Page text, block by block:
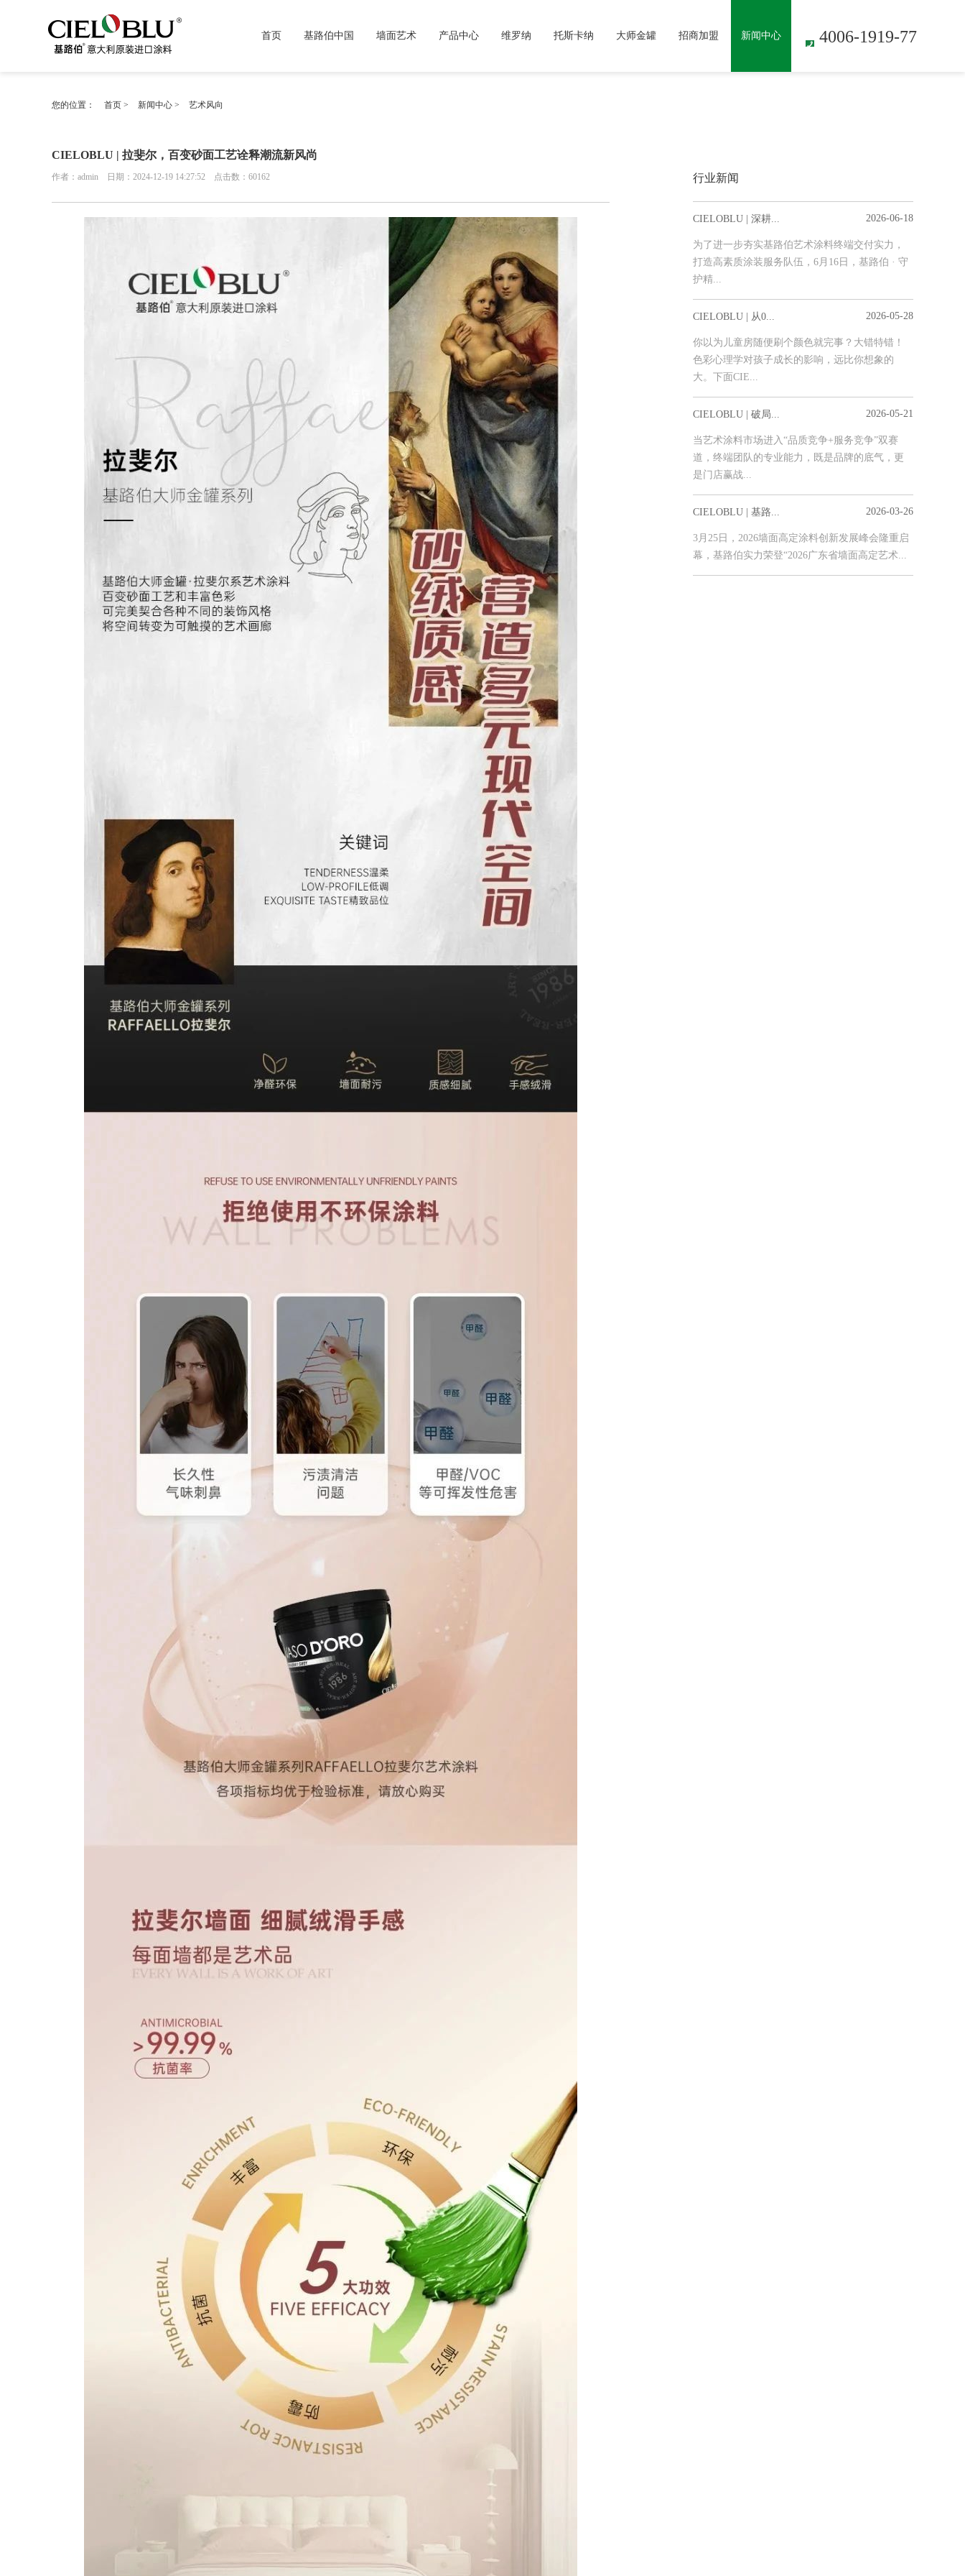
首页 基路伯中国 墙面艺术 产品中心 维罗纳 托斯卡纳 大师金罐 招商加盟 新闻中心 4006-1919-77
您的位置： 首页 > 新闻中心 > 艺术风向
CIELOBLU | 拉斐尔，百变砂面工艺诠释潮流新风尚
作者：admin 日期：2024-12-19 14:27:52 点击数： 60162 行业新闻
CIELOBLU | 深耕... 2026-06-18
为了进一步夯实基路伯艺术涂料终端交付实力，
打造高素质涂装服务队伍，6月16日，基路伯 · 守
护精...
CIELOBLU | 从0... 2026-05-28
你以为儿童房随便刷个颜色就完事？大错特错！
色彩心理学对孩子成长的影响，远比你想象的
大。下面CIE...
CIELOBLU | 破局... 2026-05-21
当艺术涂料市场进入“品质竞争+服务竞争”双赛
道，终端团队的专业能力，既是品牌的底气，更
是门店赢战...
CIELOBLU | 基路... 2026-03-26
3月25日，2026墙面高定涂料创新发展峰会隆重启
幕，基路伯实力荣登“2026广东省墙面高定艺术...